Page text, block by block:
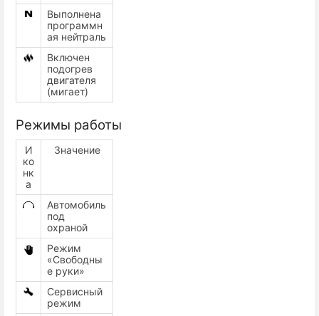
Выполнена
программн
ая нейтраль
Включен
подогрев
двигателя
(мигает)
Режимы работы
И
ко
нк
а
Значение
Автомобиль
под
охраной
Режим
«Свободны
е руки»
Сервисный
режим